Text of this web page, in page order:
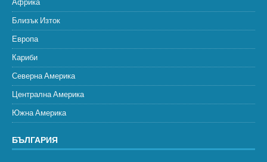
Африка
Близък Изток
Европа
Кариби
Северна Америка
Централна Америка
Южна Америка
БЪЛГАРИЯ